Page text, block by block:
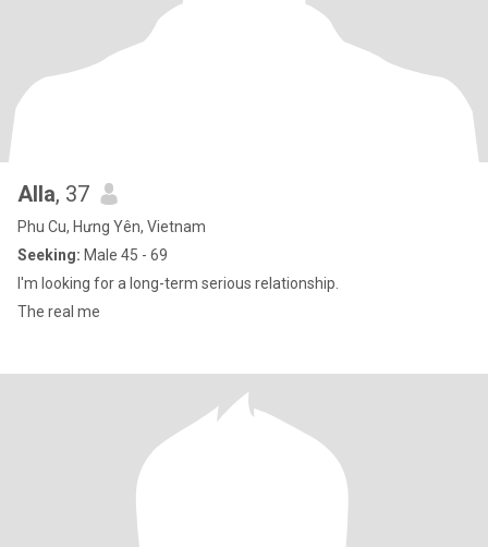
Alla, 37
Phu Cu, Hưng Yên, Vietnam
Seeking: Male 45 - 69
I'm looking for a long-term serious relationship.
The real me